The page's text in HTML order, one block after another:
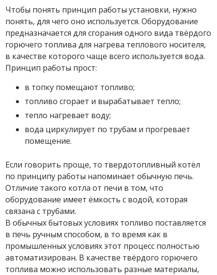
Чтобы понять принцип работы установки, нужно
понять, для чего оно используется. Оборудование
предназначается для сгорания одного вида твёрдого
горючего топлива для нагрева теплового носителя,
в качестве которого чаще всего используется вода.
Принцип работы прост:
в топку помещают топливо;
топливо сгорает и вырабатывает тепло;
тепло нагревает воду;
вода циркулирует по трубам и прогревает
помещение.
Если говорить проще, то твердотопливный котёл
по принципу работы напоминает обычную печь.
Отличие такого котла от печи в том, что
оборудование имеет ёмкость с водой, которая
связана с трубами.
В обычных бытовых условиях топливо поставляется
в печь ручным способом, в то время как в
промышленных условиях этот процесс полностью
автоматизирован. В качестве твёрдого горючего
топлива можно использовать разные материалы,